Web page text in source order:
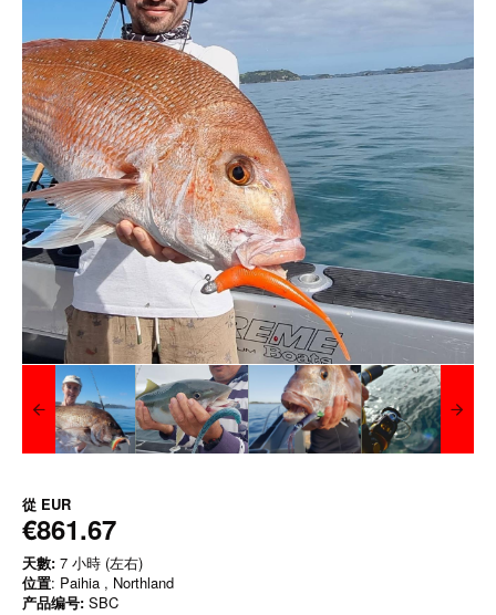
從 EUR
€861.67
天數: 7 小時 (左右)
位置: Paihia , Northland
产品编号: SBC